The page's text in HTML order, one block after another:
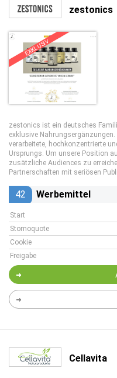
zestonics
EXKLUSIV
zestonics ist ein deutsches
exklusive
verarbeitete, hochkonzentrierte
Ursprungs. Um unsere Position
zusätzliche Audiences zu
Partnerschaften mit seriösen
42 Werbemittel
Start
Stornoquote
Cookie
Freigabe
Cellavita